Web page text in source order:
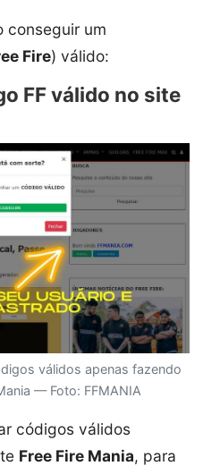
conseguir um
Fire) válido:
FF válido no site
válidos apenas fazendo
— Foto: FFMANIA
códigos válidos
Free Fire Mania, para